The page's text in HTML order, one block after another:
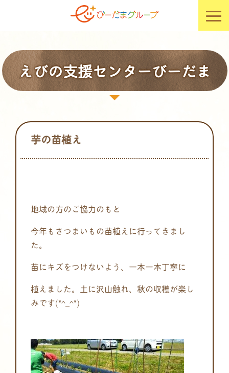
えびの支援センターびーだま
芋の苗植え
地域の方のご協力のもと
今年もさつまいもの苗植えに行ってきまし
た。
苗にキズをつけないよう、一本一本丁寧に
植えました。土に沢山触れ、秋の収穫が楽し
みです(*^_^*)